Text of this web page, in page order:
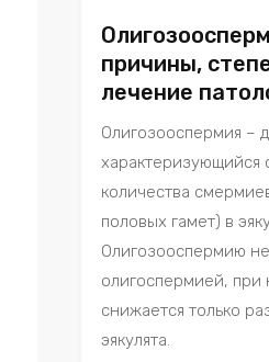
причины,
лечение
Олигозооспермия –
количества
половых гамет) в
Олигозооспермию не
олигоспермией, при
снижается только
эякулята.